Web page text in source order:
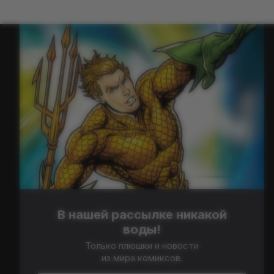
В нашей рассылке никакой
воды!
Только плюшки и новости
из мира комиксов.